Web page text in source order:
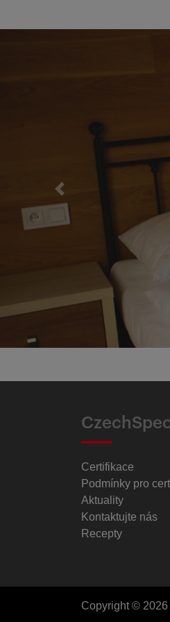
Previous
Certifikace
Podmínky pro
Aktuality
Kontaktujte nás
Recepty
Copyright ©